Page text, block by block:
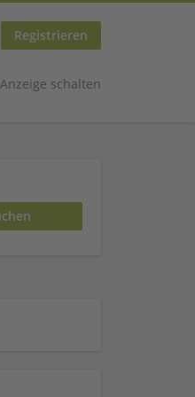
Registrieren
Anzeige schalten